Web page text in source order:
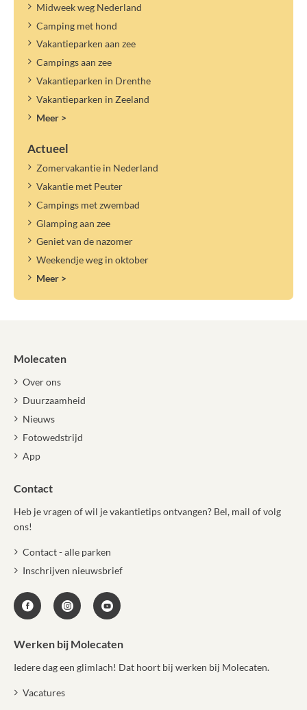
Midweek weg Nederland
Camping met hond
Vakantieparken aan zee
Campings aan zee
Vakantieparken in Drenthe
Vakantieparken in Zeeland
Meer >
Actueel
Zomervakantie in Nederland
Vakantie met Peuter
Campings met zwembad
Glamping aan zee
Geniet van de nazomer
Weekendje weg in oktober
Meer >
Molecaten
Over ons
Duurzaamheid
Nieuws
Fotowedstrijd
App
Contact
Heb je vragen of wil je vakantietips ontvangen? Bel, mail of volg
ons!
Contact - alle parken
Inschrijven nieuwsbrief
Werken bij Molecaten
Iedere dag een glimlach! Dat hoort bij werken bij Molecaten.
Vacatures